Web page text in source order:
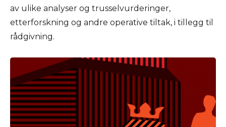
av ulike analyser og trusselvurderinger,
etterforskning og andre operative tiltak, i tillegg til
rådgivning.